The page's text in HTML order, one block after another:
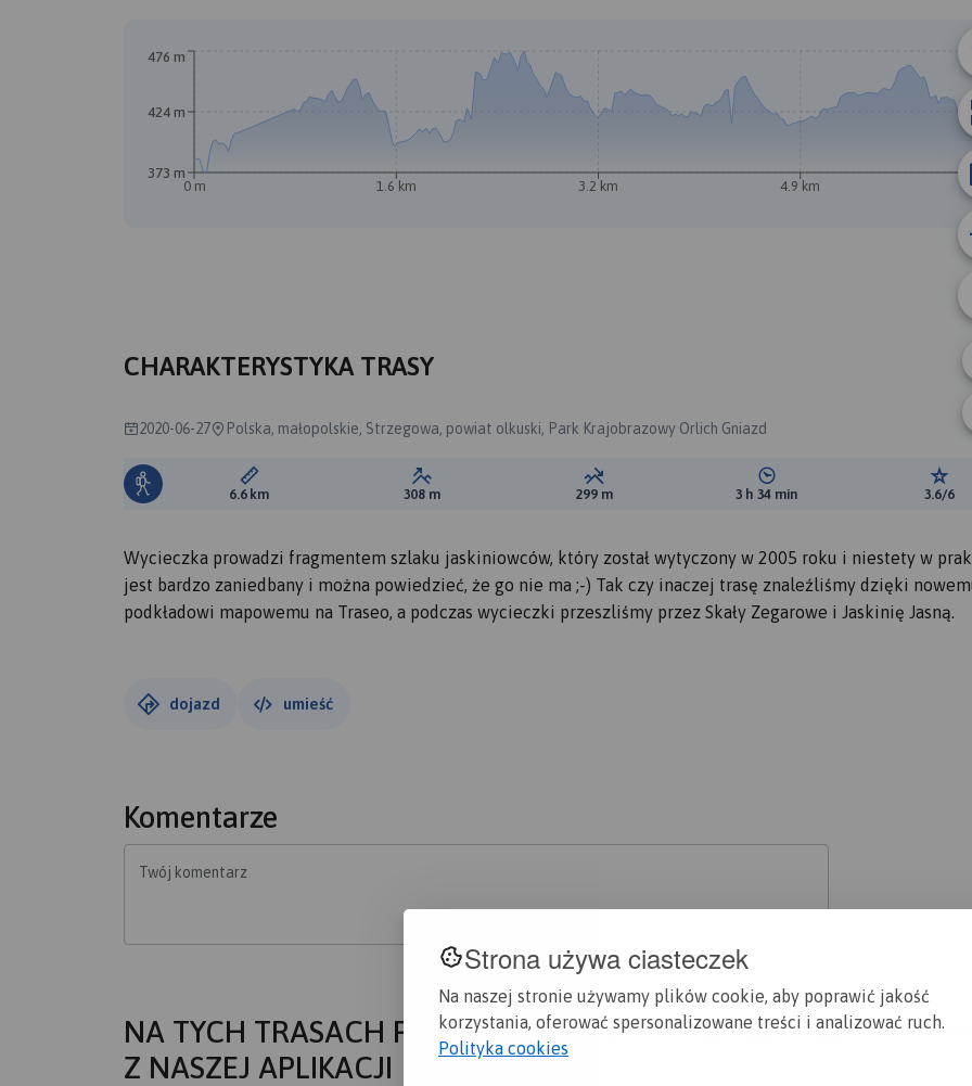
Strona używa ciasteczek
Na naszej stronie używamy plików cookie, aby poprawić jakość
korzystania, oferować spersonalizowane treści i analizować ruch.
Polityka cookies
0 m 1.6 km 3.2 km 4.9 km
373 m
424 m
476 m
CHARAKTERYSTYKA TRASY
2020-06-27 Polska, małopolskie, Strzegowa, powiat olkuski, Park Krajobrazowy Orlich Gniazd
Długość trasy:
6.6 km Suma przewyższeń:
308 m Suma spadków:
299 m Średni czas potrzebny na
3 h 34 min 3.6/6
Wycieczka prowadzi fragmentem szlaku jaskiniowców, który został wytyczony w 2005 roku i niestety w
jest bardzo zaniedbany i można powiedzieć, że go nie ma ;-) Tak czy inaczej trasę znaleźliśmy dzięki
podkładowi mapowemu na Traseo, a podczas wycieczki przeszliśmy przez Skały Zegarowe i Jaskinię Jasną.
dojazd umieść
Komentarze
Twój komentarz
NA TYCH TRASACH PRZYDA CI SIĘ MAPOPRZEWODNIK LUB
Z NASZEJ APLIKACJI